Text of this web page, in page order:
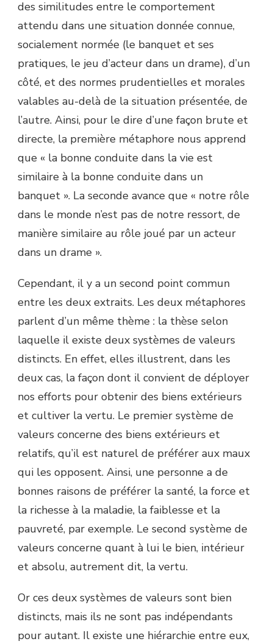
des similitudes entre le comportement
attendu dans une situation donnée connue,
socialement normée (le banquet et ses
pratiques, le jeu d’acteur dans un drame), d’un
côté, et des normes prudentielles et morales
valables au-delà de la situation présentée, de
l’autre. Ainsi, pour le dire d’une façon brute et
directe, la première métaphore nous apprend
que « la bonne conduite dans la vie est
similaire à la bonne conduite dans un
banquet ». La seconde avance que « notre rôle
dans le monde n’est pas de notre ressort, de
manière similaire au rôle joué par un acteur
dans un drame ».
Cependant, il y a un second point commun
entre les deux extraits. Les deux métaphores
parlent d’un même thème : la thèse selon
laquelle il existe deux systèmes de valeurs
distincts. En effet, elles illustrent, dans les
deux cas, la façon dont il convient de déployer
nos efforts pour obtenir des biens extérieurs
et cultiver la vertu. Le premier système de
valeurs concerne des biens extérieurs et
relatifs, qu’il est naturel de préférer aux maux
qui les opposent. Ainsi, une personne a de
bonnes raisons de préférer la santé, la force et
la richesse à la maladie, la faiblesse et la
pauvreté, par exemple. Le second système de
valeurs concerne quant à lui le bien, intérieur
et absolu, autrement dit, la vertu.
Or ces deux systèmes de valeurs sont bien
distincts, mais ils ne sont pas indépendants
pour autant. Il existe une hiérarchie entre eux,